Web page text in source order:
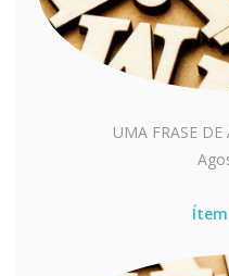
UMA FRASE